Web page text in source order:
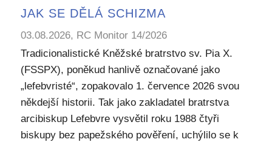
JAK SE DĚLÁ SCHIZMA
03.08.2026, RC Monitor 14/2026
Tradicionalistické Kněžské bratrstvo sv. Pia X.
(FSSPX), poněkud hanlivě označované jako
„lefebvristé“, zopakovalo 1. července 2026 svou
někdejší historii. Tak jako zakladatel bratrstva
arcibiskup Lefebvre vysvětil roku 1988 čtyři
biskupy bez papežského pověření, uchýlilo se k